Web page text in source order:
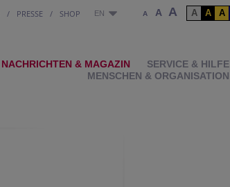
PRESSE SHOP EN A A A A A A
NACHRICHTEN & MAGAZIN
SERVICE & HILFE
MENSCHEN & ORGANISATION